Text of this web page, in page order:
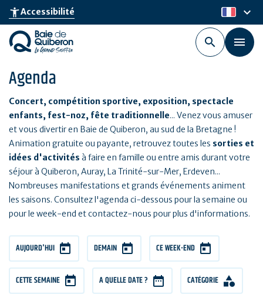
Aller
au
contenu
principal
accessibility_newAccessibilité fr
keyboard_arrow_down
Agenda
Concert, compétition sportive, exposition, spectacle
enfants, fest-noz, fête traditionnelle... Venez vous amuser
et vous divertir en Baie de Quiberon, au sud de la Bretagne !
Animation gratuite ou payante, retrouvez toutes les sorties et
idées d'activités à faire en famille ou entre amis durant votre
séjour à Quiberon, Auray, La Trinité-sur-Mer, Erdeven...
Nombreuses manifestations et grands événements animent
les saisons. Consultez l'agenda ci-dessous pour la semaine ou
pour le week-end et contactez-nous pour plus d'informations.
AUJOURD'HUI DEMAIN CE WEEK-END
CETTE SEMAINE A QUELLE DATE ? CATÉGORIE